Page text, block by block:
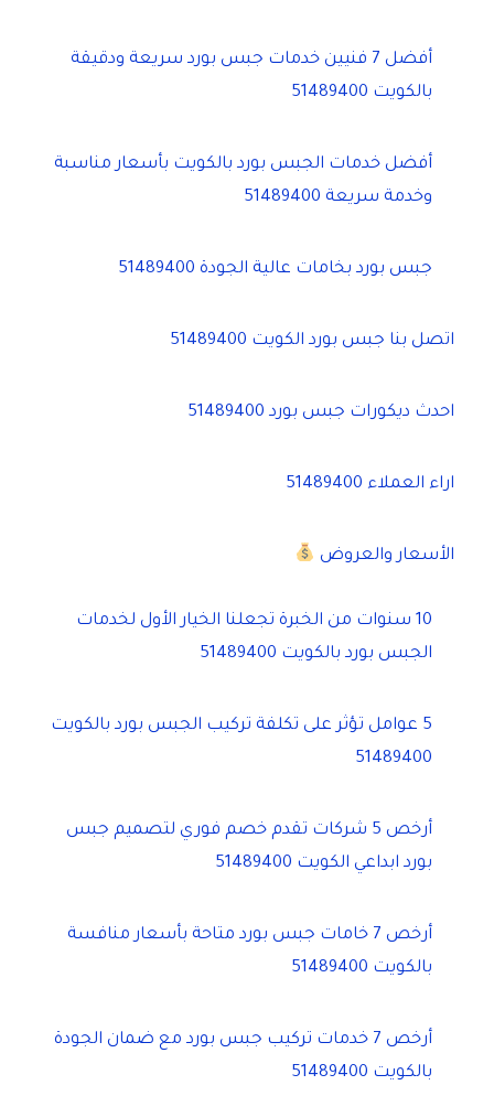
أفضل 7 فنيين خدمات جبس بورد سريعة ودقيقة
بالكويت 51489400
أفضل خدمات الجبس بورد بالكويت بأسعار مناسبة
وخدمة سريعة 51489400
جبس بورد بخامات عالية الجودة 51489400
اتصل بنا جبس بورد الكويت 51489400
احدث ديكورات جبس بورد 51489400
اراء العملاء 51489400
الأسعار والعروض
10 سنوات من الخبرة تجعلنا الخيار الأول لخدمات
الجبس بورد بالكويت 51489400
5 عوامل تؤثر على تكلفة تركيب الجبس بورد بالكويت
51489400
أرخص 5 شركات تقدم خصم فوري لتصميم جبس
بورد ابداعي الكويت 51489400
أرخص 7 خامات جبس بورد متاحة بأسعار منافسة
بالكويت 51489400
أرخص 7 خدمات تركيب جبس بورد مع ضمان الجودة
بالكويت 51489400